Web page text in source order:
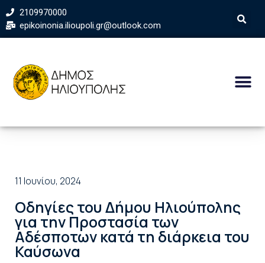
2109970000
epikoinonia.ilioupoli.gr@outlook.com
11 Ιουνίου, 2024
Οδηγίες του Δήμου Ηλιούπολης
για την Προστασία των
Αδέσποτων κατά τη διάρκεια του
Καύσωνα